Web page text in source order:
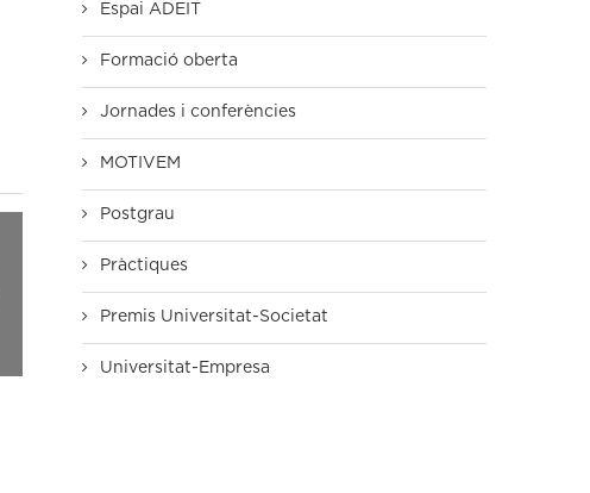
Espai ADEIT
Formació oberta
Jornades i conferències
MOTIVEM
Postgrau
Pràctiques
Premis Universitat-Societat
Universitat-Empresa